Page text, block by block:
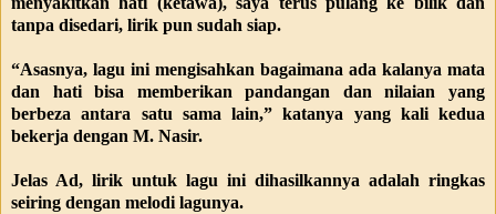
tanpa disedari, lirik pun sudah siap.
“Asasnya, lagu ini mengisahkan bagaimana ada kalanya mata
dan hati bisa memberikan pandangan dan nilaian yang
berbeza antara satu sama lain,” katanya yang kali kedua
bekerja dengan M. Nasir.
Jelas Ad, lirik untuk lagu ini dihasilkannya adalah ringkas
seiring dengan melodi lagunya.